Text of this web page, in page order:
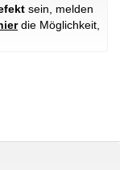
sein, melden
die Möglichkeit,